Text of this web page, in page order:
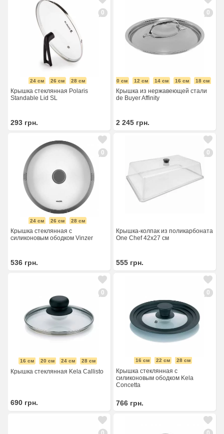
0
24 см 26 см 28 см
Крышка стеклянная Polaris
Standable Lid SL
293 грн.
0
24 см 10 см 12 см 14 см 16 см 18 см
Крышка из нержавеющей стали
de Buyer Affinity
2 245 грн.
0
24 см 26 см 28 см
Крышка стеклянная с
силиконовым ободком Vinzer
536 грн.
0
Крышка-колпак из поликарбоната
One Chef 42х27 см
555 грн.
0
16 см 20 см 24 см 28 см
Крышка стеклянная Kela Callisto
690 грн.
0
16 см 22 см 28 см
Крышка стеклянная с
силиконовым ободком Kela
Concetta
766 грн.